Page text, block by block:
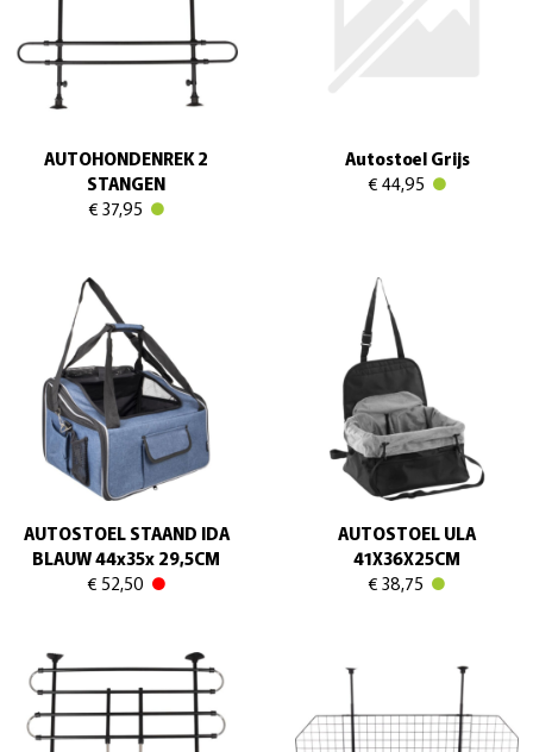
AUTOHONDENREK 2
STANGEN
€ 37,95
Autostoel Grijs
€ 44,95
AUTOSTOEL STAAND IDA
BLAUW 44x35x 29,5CM
€ 52,50
AUTOSTOEL ULA
41X36X25CM
€ 38,75